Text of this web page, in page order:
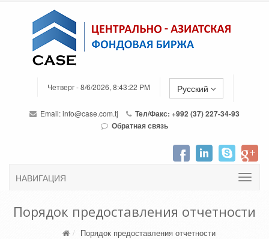
Четверг - 8/6/2026, 8:43:22 PM Русский
Email:info@case.com.tj
Тел/Факс: +992 (37) 227-34-93
Обратная связь
НАВИГАЦИЯ
Порядок предоставления отчетности
Порядок предоставления отчетности